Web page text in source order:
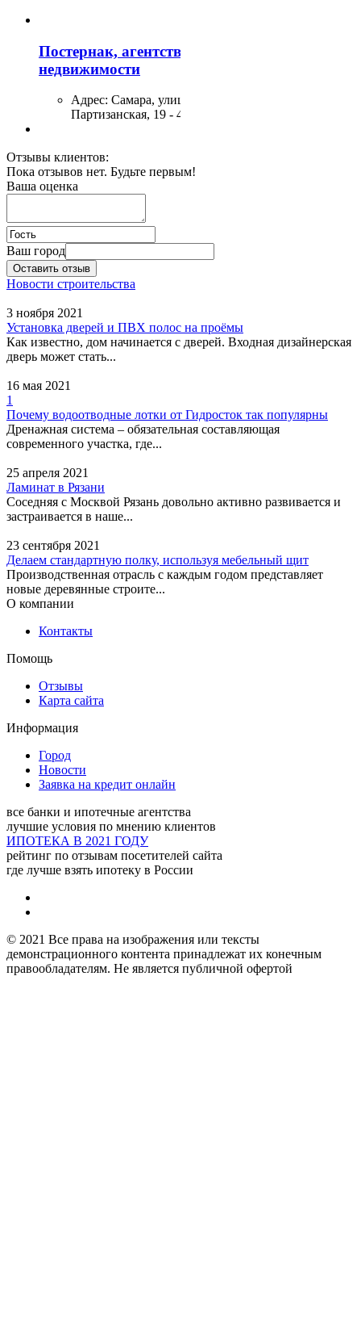
Постернак, агентство
недвижимости
Адрес: Самара, улица
Партизанская, 19 - 4 этаж
Уют
Адрес:Самара, улица
Новый город,
ипотечный магазин
Мичурина, 52 - 510б
офис, 5 этаж
ЮниКредит Банка
Адрес:Самара, улица
Красноармейская, 12
ИПОТЕКА-РИЭЛТ,
агентство недвижимости
Алексея Толстого, 116в -
106 офис, 1 этаж
Ипотечный брокер
Гарантия
153
Рассвет
Победы, 99
Евгения, агентство
недвижимости
Адрес:Самара, улица
Отзывы клиентов:
Пока отзывов нет. Будьте первым!
Ваша оценка
Ваш город
Оставить отзыв
Новости строительства
3 ноября 2021
Установка дверей и ПВХ полос на проёмы
Как известно, дом начинается с дверей. Входная дизайнерская
дверь может стать...
16 мая 2021
1
Почему водоотводные лотки от Гидросток так популярны
Дренажная система – обязательная составляющая
современного участка, где...
25 апреля 2021
Ламинат в Рязани
Соседняя с Москвой Рязань довольно активно развивается и
застраивается в наше...
23 сентября 2021
Делаем стандартную полку, используя мебельный щит
Производственная отрасль с каждым годом представляет
новые деревянные строите...
О компании
Контакты
Помощь
Отзывы
Карта сайта
Информация
Город
Новости
Заявка на кредит онлайн
все банки и ипотечные агентства
лучшие условия по мнению клиентов
ИПОТЕКА В 2021 ГОДУ
рейтинг по отзывам посетителей сайта
где лучше взять ипотеку в России
© 2021 Все права на изображения или тексты
демонстрационного контента принадлежат их конечным
правообладателям. Не является публичной офертой